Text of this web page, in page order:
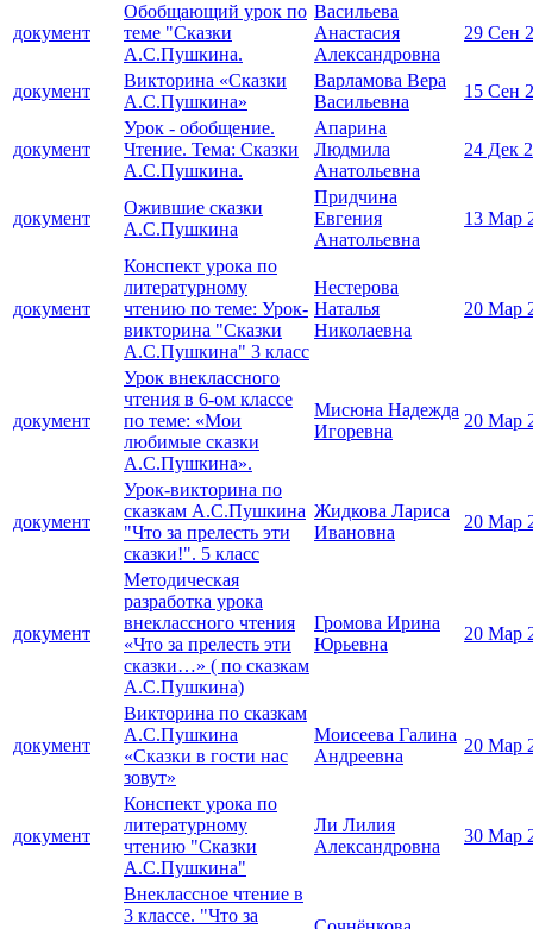
документ
Обобщающий урок по
теме "Сказки
А.С.Пушкина.
Васильева
Анастасия
Александровна
29 Сен
документ
Викторина «Сказки
А.С.Пушкина»
Варламова Вера
Васильевна
15 Сен
документ
Урок - обобщение.
Чтение. Тема: Сказки
А.С.Пушкина.
Апарина
Людмила
Анатольевна
24 Дек
документ
Ожившие сказки
А.С.Пушкина
Придчина
Евгения
Анатольевна
13 Мар
документ
Конспект урока по
литературному
чтению по теме: Урок-
викторина "Сказки
А.С.Пушкина" 3 класс
Нестерова
Наталья
Николаевна
20 Мар
документ
Урок внеклассного
чтения в 6-ом классе
по теме: «Мои
любимые сказки
А.С.Пушкина».
Мисюна Надежда
Игоревна
20 Мар
документ
Урок-викторина по
сказкам А.С.Пушкина
"Что за прелесть эти
сказки!". 5 класс
Жидкова Лариса
Ивановна
20 Мар
документ
Методическая
разработка урока
внеклассного чтения
«Что за прелесть эти
сказки…» ( по сказкам
А.С.Пушкина)
Громова Ирина
Юрьевна
20 Мар
документ
Викторина по сказкам
А.С.Пушкина
«Сказки в гости нас
зовут»
Моисеева Галина
Андреевна
20 Мар
документ
Конспект урока по
литературному
чтению "Сказки
А.С.Пушкина"
Ли Лилия
Александровна
30 Мар
Внеклассное чтение в
3 классе. "Что за